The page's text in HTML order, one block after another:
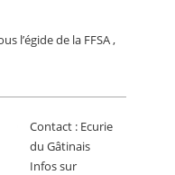
l’égide de la FFSA ,
Contact : Ecurie
du Gâtinais
Infos sur